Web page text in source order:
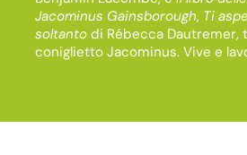
Jacominus Gainsborough, Ti
soltantodi Rébecca Dautremer,
coniglietto Jacominus. Vive e